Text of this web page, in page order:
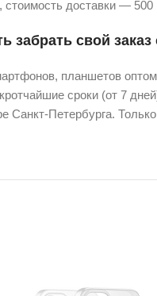
стоимость доставки —
забрать свой
планшетов оптом
сроки (от 7
Санкт-Петербурга.